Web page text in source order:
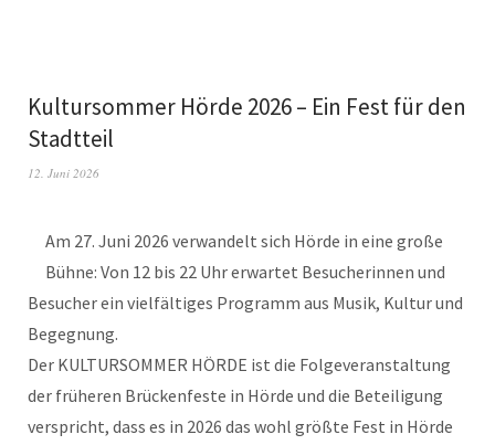
Kultursommer Hörde 2026 – Ein Fest für den
Stadtteil
12. Juni 2026
Am 27. Juni 2026 verwandelt sich Hörde in eine große
Bühne: Von 12 bis 22 Uhr erwartet Besucherinnen und
Besucher ein vielfältiges Programm aus Musik, Kultur und
Begegnung.
Der KULTURSOMMER HÖRDE ist die Folgeveranstaltung
der früheren Brückenfeste in Hörde und die Beteiligung
verspricht, dass es in 2026 das wohl größte Fest in Hörde